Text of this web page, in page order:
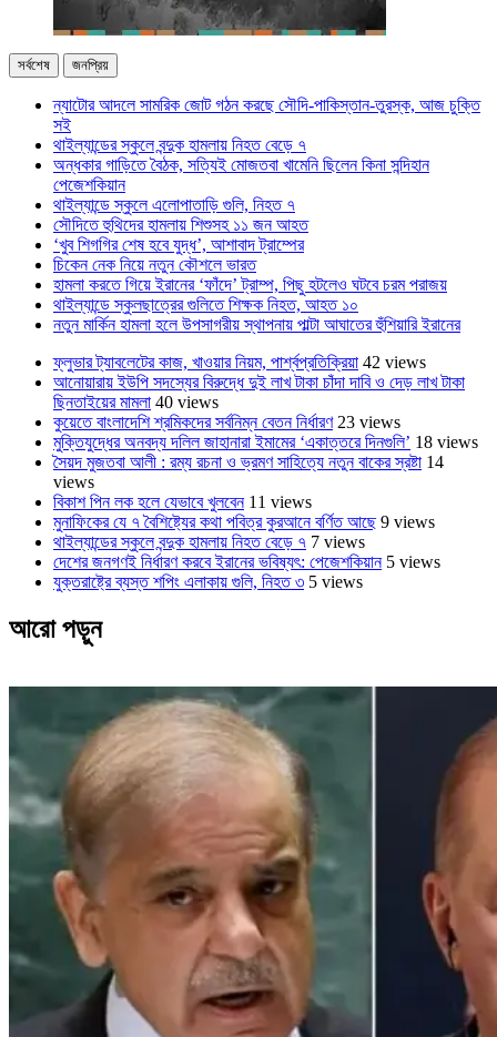
সর্বশেষ জনপ্রিয়
ন্যাটোর আদলে সামরিক জোট গঠন করছে সৌদি-পাকিস্তান-তুরস্ক, আজ চুক্তি
সই
থাইল্যান্ডের স্কুলে বন্দুক হামলায় নিহত বেড়ে ৭
অন্ধকার গাড়িতে বৈঠক, সত্যিই মোজতবা খামেনি ছিলেন কিনা সন্দিহান
পেজেশকিয়ান
থাইল্যান্ডে স্কুলে এলোপাতাড়ি গুলি, নিহত ৭
সৌদিতে হুথিদের হামলায় শিশুসহ ১১ জন আহত
‘খুব শিগগির শেষ হবে যুদ্ধ’, আশাবাদ ট্রাম্পের
চিকেন নেক নিয়ে নতুন কৌশলে ভারত
হামলা করতে গিয়ে ইরানের ‘ফাঁদে’ ট্রাম্প, পিছু হটলেও ঘটবে চরম পরাজয়
থাইল্যান্ডে স্কুলছাত্রের গুলিতে শিক্ষক নিহত, আহত ১০
নতুন মার্কিন হামলা হলে উপসাগরীয় স্থাপনায় পাল্টা আঘাতের হুঁশিয়ারি ইরানের
ফ্লুভার ট্যাবলেটের কাজ, খাওয়ার নিয়ম, পার্শ্বপ্রতিক্রিয়া 42 views
আনোয়ারায় ইউপি সদস্যের বিরুদ্ধে দুই লাখ টাকা চাঁদা দাবি ও দেড় লাখ টাকা
ছিনতাইয়ের মামলা 40 views
কুয়েতে বাংলাদেশি শ্রমিকদের সর্বনিম্ন বেতন নির্ধারণ 23 views
মুক্তিযুদ্ধের অনবদ্য দলিল জাহানারা ইমামের ‘একাত্তরে দিনগুলি’ 18 views
সৈয়দ মুজতবা আলী : রম্য রচনা ও ভ্রমণ সাহিত্যে নতুন বাকের স্রষ্টা 14
views
বিকাশ পিন লক হলে যেভাবে খুলবেন 11 views
মুনাফিকের যে ৭ বৈশিষ্ট্যের কথা পবিত্র কুরআনে বর্ণিত আছে 9 views
থাইল্যান্ডের স্কুলে বন্দুক হামলায় নিহত বেড়ে ৭ 7 views
দেশের জনগণই নির্ধারণ করবে ইরানের ভবিষ্যৎ: পেজেশকিয়ান 5 views
যুক্তরাষ্ট্রে ব্যস্ত শপিং এলাকায় গুলি, নিহত ৩ 5 views
আরো পড়ুন